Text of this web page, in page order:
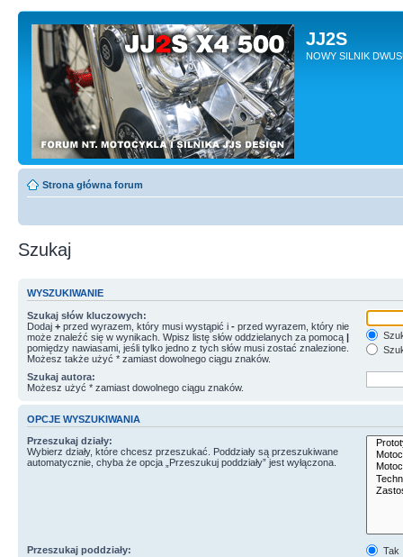
JJ2S
NOWY SILNIK
Strona główna forum
Szukaj
WYSZUKIWANIE
Szukaj słów kluczowych:
Dodaj + przed wyrazem, który musi wystąpić i - przed wyrazem, który nie
może znaleźć się w wynikach. Wpisz listę słów oddzielanych za pomocą |
pomiędzy nawiasami, jeśli tylko jedno z tych słów musi zostać znalezione.
Możesz także użyć * zamiast dowolnego ciągu znaków.
Szukaj autora:
Możesz użyć * zamiast dowolnego ciągu znaków.
OPCJE WYSZUKIWANIA
Przeszukaj działy:
Wybierz działy, które chcesz przeszukać. Poddziały są przeszukiwane
automatycznie, chyba że opcja „Przeszukuj poddziały” jest wyłączona.
Przeszukaj poddziały:
Tak